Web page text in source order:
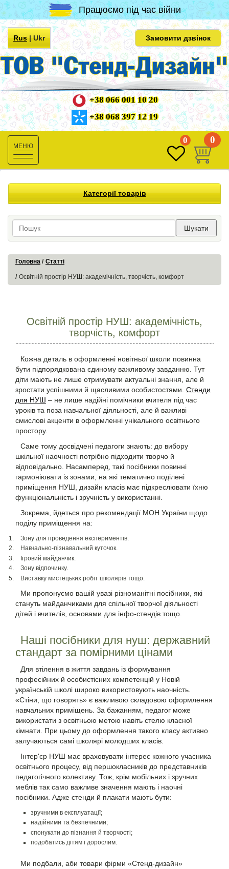
Працюємо під час війни
Rus|Ukr Замовити дзвінок
+38 066 001 10 20
+38 068 397 12 19
Toggle
navigation
0 0
Категорії товарів
Шукати
Головна Статті
Освітній простір НУШ: академічність, творчість, комфорт
Освітній простір НУШ: академічність,
творчість, комфорт
Кожна деталь в оформленні новітньої школи повинна
бути підпорядкована єдиному важливому завданню. Тут
діти мають не лише отримувати актуальні знання, але й
зростати успішними й щасливими особистостями. Стенди
для НУШ – не лише надійні помічники вчителя під час
уроків та поза навчальної діяльності, але й важливі
смислові акценти в оформленні унікального освітнього
простору.
Саме тому досвідчені педагоги знають: до вибору
шкільної наочності потрібно підходити творчо й
відповідально. Насамперед, такі посібники повинні
гармоніювати із зонами, на які тематично поділені
приміщення НУШ, дизайн класів має підкреслювати їхню
функціональність і зручність у використанні.
Зокрема, йдеться про рекомендації МОН України щодо
поділу приміщення на:
Зону для проведення експериментів.
Навчально-пізнавальний куточок.
Ігровий майданчик.
Зону відпочинку.
Виставку мистецьких робіт школярів тощо.
Ми пропонуємо вашій увазі різноманітні посібники, які
стануть майданчиками для спільної творчої діяльності
дітей і вчителів, основами для інфо-стендів тощо.
Наші посібники для нуш: державний
стандарт за помірними цінами
Для втілення в життя завдань із формування
професійних й особистісних компетенцій у Новій
українській школі широко використовують наочність.
«Стіни, що говорять» є важливою складовою оформлення
навчальних приміщень. За бажанням, педагог може
використати з освітньою метою навіть стелю класної
кімнати. При цьому до оформлення такого класу активно
залучаються самі школярі молодших класів.
Інтер'єр НУШ має враховувати інтерес кожного учасника
освітнього процесу, від першокласників до представників
педагогічного колективу. Тож, крім мобільних і зручних
меблів так само важливе значення мають і наочні
посібники. Адже стенди й плакати мають бути:
зручними в експлуатації;
надійними та безпечними;
спонукати до пізнання й творчості;
подобатись дітям і дорослим.
Ми подбали, аби товари фірми «Стенд-дизайн»